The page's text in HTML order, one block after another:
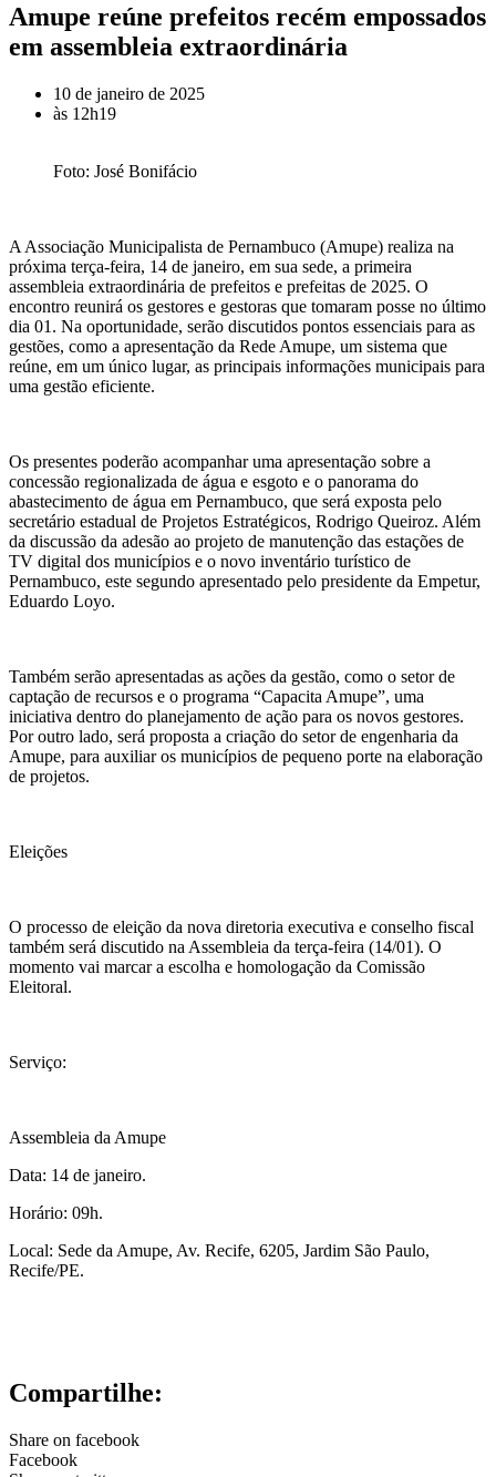
Amupe reúne prefeitos recém empossados
em assembleia extraordinária
10 de janeiro de 2025
às 12h19
Foto: José Bonifácio
A Associação Municipalista de Pernambuco (Amupe) realiza na
próxima terça-feira, 14 de janeiro, em sua sede, a primeira
assembleia extraordinária de prefeitos e prefeitas de 2025. O
encontro reunirá os gestores e gestoras que tomaram posse no último
dia 01. Na oportunidade, serão discutidos pontos essenciais para as
gestões, como a apresentação da Rede Amupe, um sistema que
reúne, em um único lugar, as principais informações municipais para
uma gestão eficiente.
Os presentes poderão acompanhar uma apresentação sobre a
concessão regionalizada de água e esgoto e o panorama do
abastecimento de água em Pernambuco, que será exposta pelo
secretário estadual de Projetos Estratégicos, Rodrigo Queiroz. Além
da discussão da adesão ao projeto de manutenção das estações de
TV digital dos municípios e o novo inventário turístico de
Pernambuco, este segundo apresentado pelo presidente da Empetur,
Eduardo Loyo.
Também serão apresentadas as ações da gestão, como o setor de
captação de recursos e o programa “Capacita Amupe”, uma
iniciativa dentro do planejamento de ação para os novos gestores.
Por outro lado, será proposta a criação do setor de engenharia da
Amupe, para auxiliar os municípios de pequeno porte na elaboração
de projetos.
Eleições
O processo de eleição da nova diretoria executiva e conselho fiscal
também será discutido na Assembleia da terça-feira (14/01). O
momento vai marcar a escolha e homologação da Comissão
Eleitoral.
Serviço:
Assembleia da Amupe
Data: 14 de janeiro.
Horário: 09h.
Local: Sede da Amupe, Av. Recife, 6205, Jardim São Paulo,
Recife/PE.
Compartilhe:
Share on facebook
Facebook